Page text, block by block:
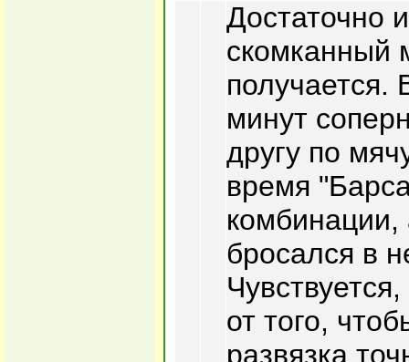
Достаточно
скомканный
получается.
минут
другу по
время
бросался в
от того,
развязка